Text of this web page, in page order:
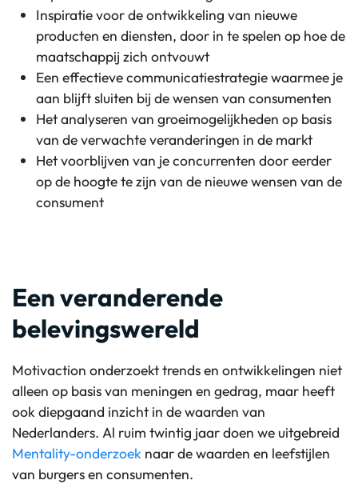
Inspiratie voor de ontwikkeling van nieuwe
producten en diensten, door in te spelen op hoe de
maatschappij zich ontvouwt
Een effectieve communicatiestrategie waarmee je
aan blijft sluiten bij de wensen van consumenten
Het analyseren van groeimogelijkheden op basis
van de verwachte veranderingen in de markt
Het voorblijven van je concurrenten door eerder
op de hoogte te zijn van de nieuwe wensen van de
consument
Een veranderende
belevingswereld
Motivaction onderzoekt trends en ontwikkelingen niet
alleen op basis van meningen en gedrag, maar heeft
ook diepgaand inzicht in de waarden van
Nederlanders. Al ruim twintig jaar doen we uitgebreid
Mentality-onderzoek naar de waarden en leefstijlen
van burgers en consumenten.